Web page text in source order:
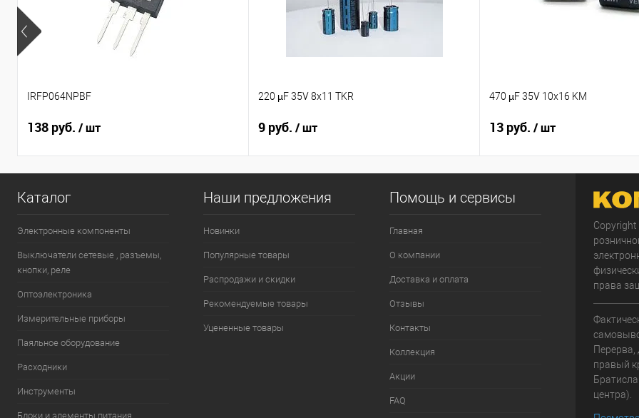
IRFP064NPBF
138 руб. / шт
220 µF 35V 8x11 TKR
9 руб. / шт
470 µF 35V 10x16 KM
13 руб. / шт
Каталог
Электронные компоненты
Выключатели сетевые , разъемы,
кнопки, реле
Оптоэлектроника
Измерительные приборы
Паяльное оборудование
Расходники
Инструменты
Блоки и элементы питания
Наши предложения
Новинки
Популярные товары
Распродажи и скидки
Рекомендуемые товары
Уцененные товары
Помощь и сервисы
Главная
О компании
Доставка и оплата
Отзывы
Контакты
Коллекция
Акции
FAQ
права
Перерва,
правый
центра).